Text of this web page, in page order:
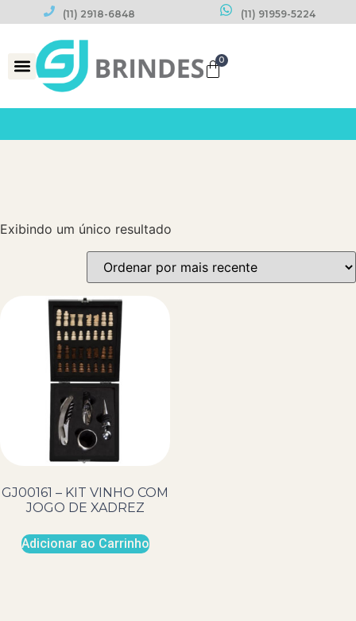
(11) 2918-6848 (11) 91959-5224
0
Exibindo um único resultado
GJ00161 – KIT VINHO COM
JOGO DE XADREZ
Adicionar ao Carrinho